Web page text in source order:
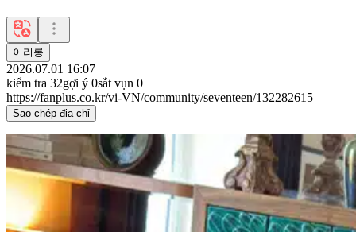
이리롱
2026.07.01 16:07
kiểm tra 32gợi ý 0sắt vụn 0
https://fanplus.co.kr/vi-VN/community/seventeen/132282615
Sao chép địa chỉ